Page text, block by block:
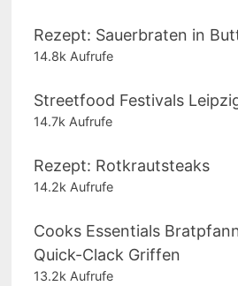
Rezept: Sauerbraten in
14.8k Aufrufe
Streetfood Festivals
14.7k Aufrufe
Rezept: Rotkrautsteaks
14.2k Aufrufe
Cooks Essentials
Quick-Clack Griffen
13.2k Aufrufe